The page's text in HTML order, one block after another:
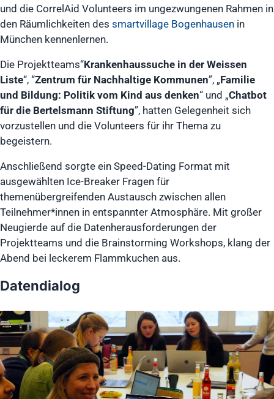
und die CorrelAid Volunteers im ungezwungenen Rahmen in
den Räumlichkeiten des smartvillage Bogenhausen in
München kennenlernen.
Die Projektteams“Krankenhaussuche in der Weissen
Liste“, “Zentrum für Nachhaltige Kommunen”, „Familie
und Bildung: Politik vom Kind aus denken“ und „Chatbot
für die Bertelsmann Stiftung”, hatten Gelegenheit sich
vorzustellen und die Volunteers für ihr Thema zu
begeistern.
Anschließend sorgte ein Speed-Dating Format mit
ausgewählten Ice-Breaker Fragen für
themenübergreifenden Austausch zwischen allen
Teilnehmer*innen in entspannter Atmosphäre. Mit großer
Neugierde auf die Datenherausforderungen der
Projektteams und die Brainstorming Workshops, klang der
Abend bei leckerem Flammkuchen aus.
Datendialog